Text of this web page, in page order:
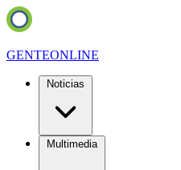
GENTEONLINE
Noticias
Multimedia